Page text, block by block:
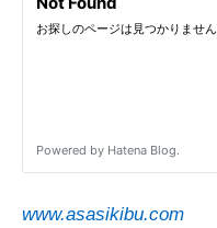
www.asasikibu.com